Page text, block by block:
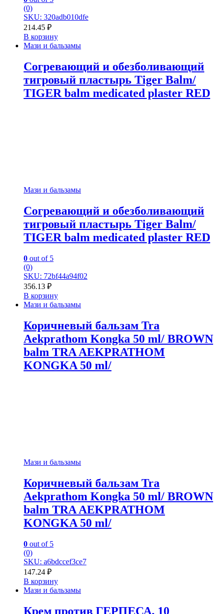
(0)
SKU: 320adb010dfe
214.45 ₽
В корзину
Мази и бальзамы
Согревающий и обезболивающий
тигровый пластырь Tiger Balm/
TIGER balm medicated plaster RED
Мази и бальзамы
Согревающий и обезболивающий
тигровый пластырь Tiger Balm/
TIGER balm medicated plaster RED
0 out of 5
(0)
SKU: 72bf44a94f02
356.13 ₽
В корзину
Мази и бальзамы
Коричневый бальзам Tra
Aekprathom Kongka 50 ml/ BROWN
balm TRA AEKPRATHOM
KONGKA 50 ml/
Мази и бальзамы
Коричневый бальзам Tra
Aekprathom Kongka 50 ml/ BROWN
balm TRA AEKPRATHOM
KONGKA 50 ml/
0 out of 5
(0)
SKU: a6bdccef3ce7
147.24 ₽
В корзину
Мази и бальзамы
Крем против ГЕРПЕСА, 10